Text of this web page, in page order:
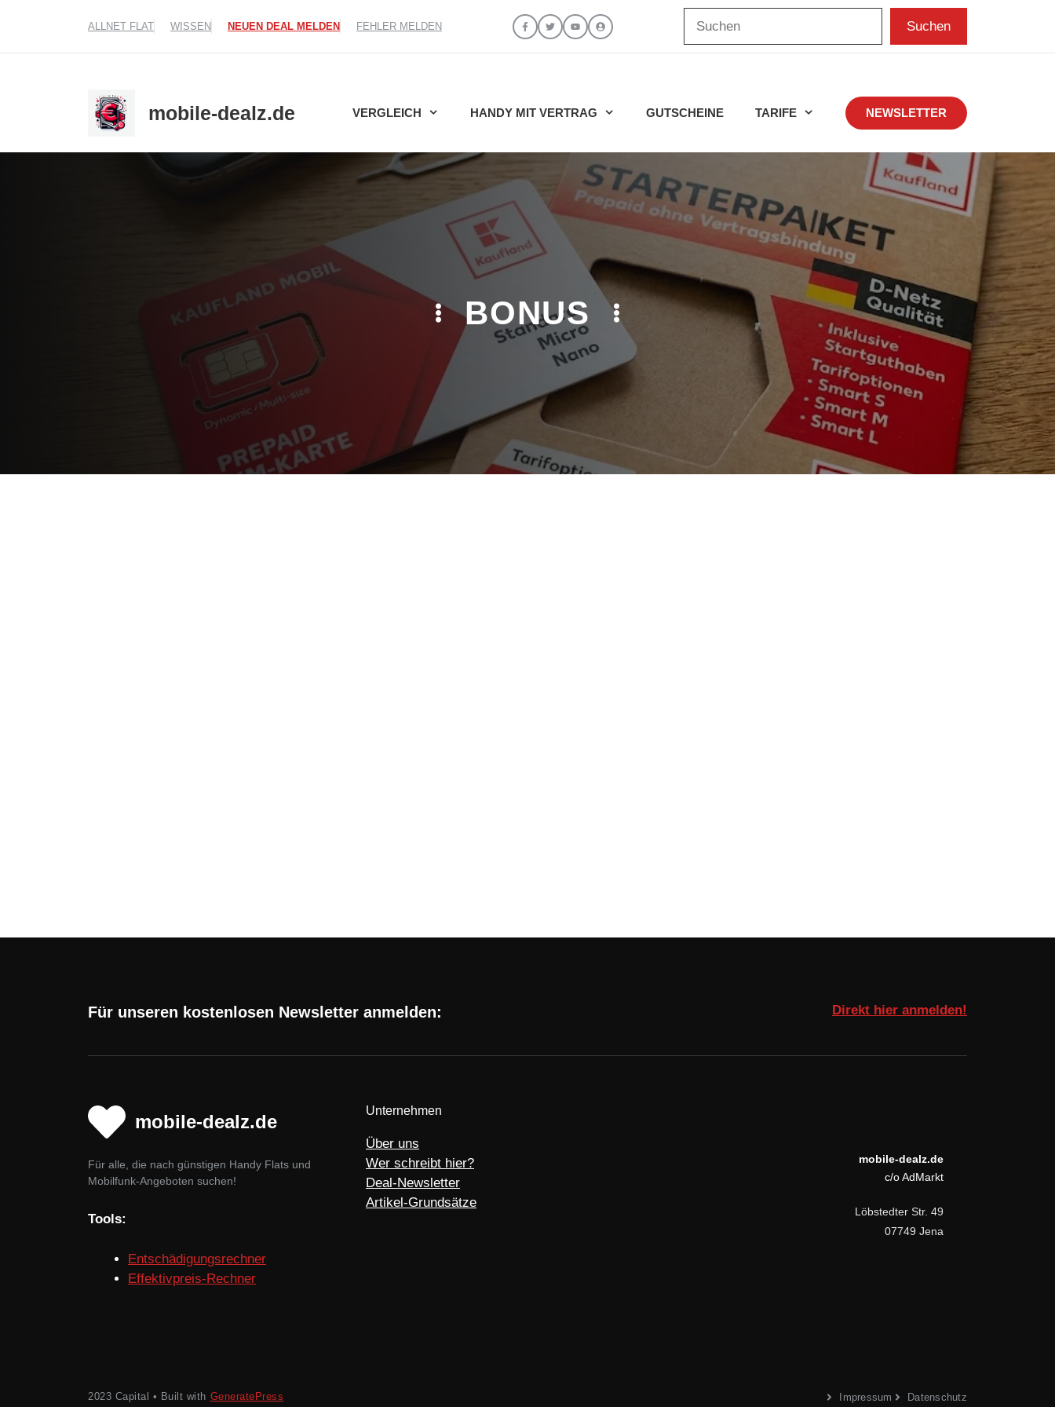
ALLNET FLAT WISSEN NEUEN DEAL MELDEN FEHLER MELDEN Suchen
mobile-dealz.de VERGLEICH HANDY MIT VERTRAG GUTSCHEINE TARIFE NEWSLETTER
BONUS
Für unseren kostenlosen Newsletter anmelden: Direkt hier anmelden!
mobile-dealz.de
Für alle, die nach günstigen Handy Flats und
Mobilfunk-Angeboten suchen!
Tools:
Entschädigungsrechner
Effektivpreis-Rechner
Unternehmen
Über uns
Wer schreibt hier?
Deal-Newsletter
Artikel-Grundsätze
mobile-dealz.de
c/o AdMarkt
Löbstedter Str. 49
07749 Jena
2023 Capital • Built with GeneratePress Impressum Datenschutz